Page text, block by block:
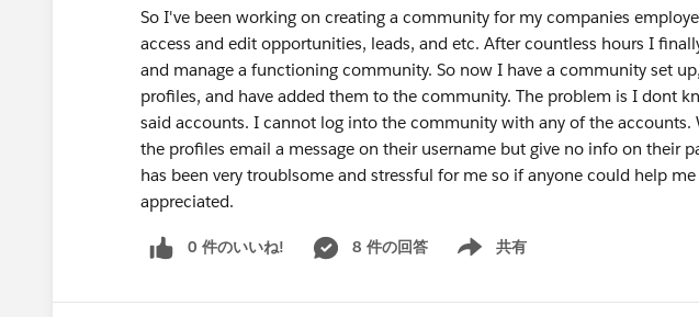
So I've been working on creating a community for my companies
access and edit opportunities, leads, and etc. After countless hours I
and manage a functioning community. So now I have a community set
profiles, and have added them to the community. The problem is I dont
said accounts. I cannot log into the community with any of the accounts.
the profiles email a message on their username but give no info on their
has been very troublsome and stressful for me so if anyone could help
appreciated.
0 件のいいね! 8 件の回答 共有
Show menu